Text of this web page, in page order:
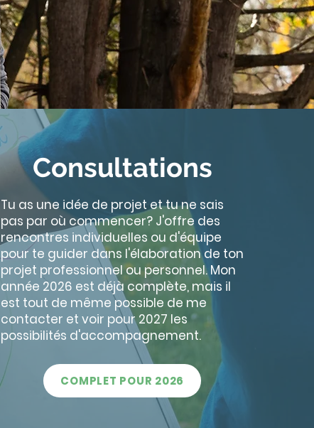
Consultations
Tu as une idée de projet et tu ne sais
pas par où commencer? J'offre des
rencontres individuelles ou d'équipe
pour te guider dans l'élaboration de ton
projet professionnel ou personnel. Mon
année 2026 est déjà complète, mais il
est tout de même possible de me
contacter et voir pour 2027 les
possibilités d'accompagnement.
COMPLET POUR 2026